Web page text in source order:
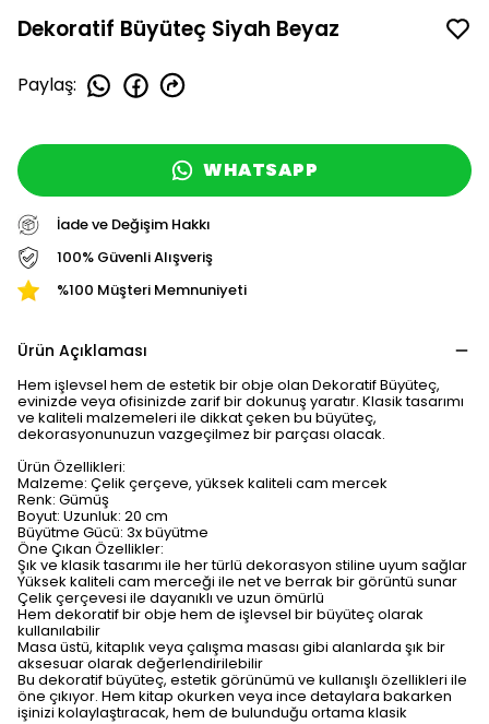
Dekoratif Büyüteç Siyah Beyaz
Paylaş:
WHATSAPP
İade ve Değişim Hakkı
100% Güvenli Alışveriş
%100 Müşteri Memnuniyeti
Ürün Açıklaması
Hem işlevsel hem de estetik bir obje olan Dekoratif Büyüteç,
evinizde veya ofisinizde zarif bir dokunuş yaratır. Klasik tasarımı
ve kaliteli malzemeleri ile dikkat çeken bu büyüteç,
dekorasyonunuzun vazgeçilmez bir parçası olacak.
Ürün Özellikleri:
Malzeme: Çelik çerçeve, yüksek kaliteli cam mercek
Renk: Gümüş
Boyut: Uzunluk: 20 cm
Büyütme Gücü: 3x büyütme
Öne Çıkan Özellikler:
Şık ve klasik tasarımı ile her türlü dekorasyon stiline uyum sağlar
Yüksek kaliteli cam merceği ile net ve berrak bir görüntü sunar
Çelik çerçevesi ile dayanıklı ve uzun ömürlü
Hem dekoratif bir obje hem de işlevsel bir büyüteç olarak
kullanılabilir
Masa üstü, kitaplık veya çalışma masası gibi alanlarda şık bir
aksesuar olarak değerlendirilebilir
Bu dekoratif büyüteç, estetik görünümü ve kullanışlı özellikleri ile
öne çıkıyor. Hem kitap okurken veya ince detaylara bakarken
işinizi kolaylaştıracak, hem de bulunduğu ortama klasik